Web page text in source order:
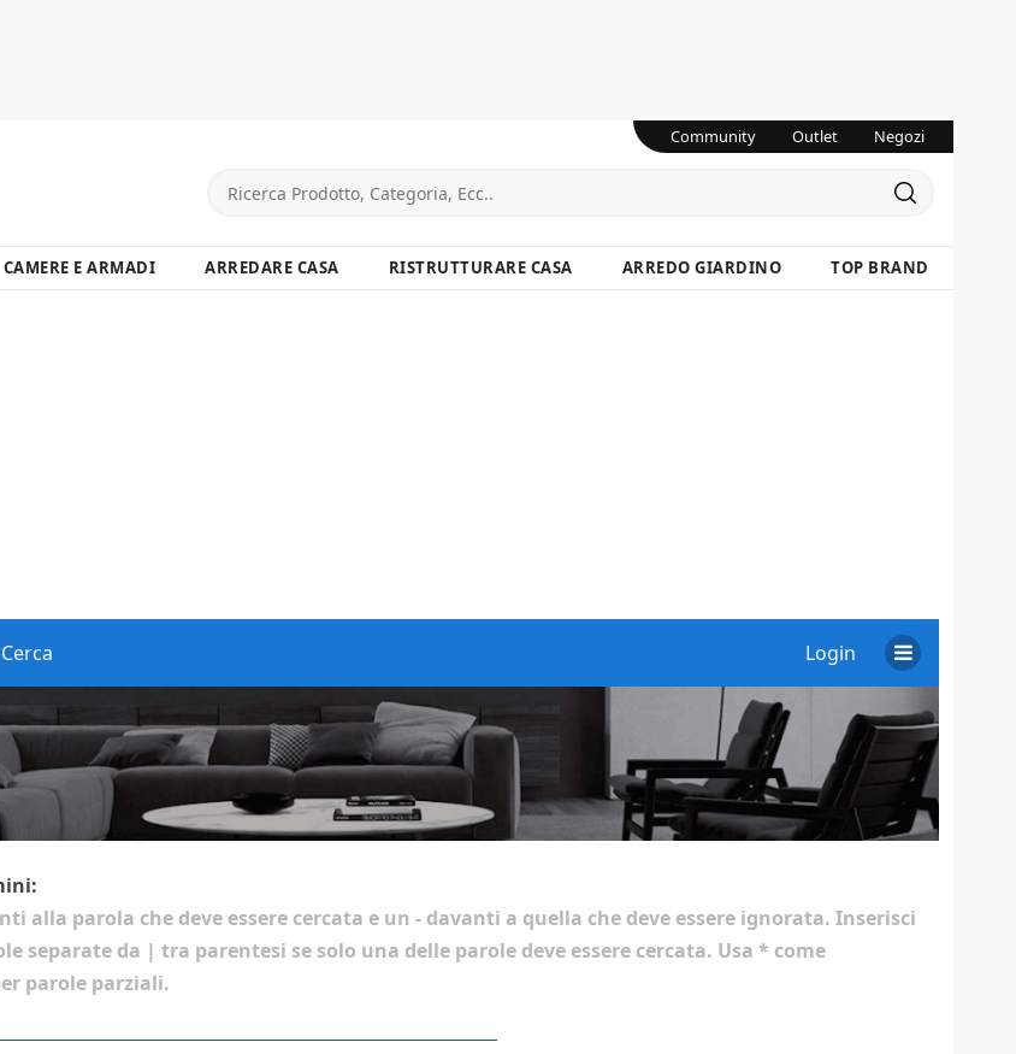
Community Outlet Negozi
CAMERE E ARMADI ARREDARE CASA RISTRUTTURARE CASA ARREDO GIARDINO TOP BRAND
Login
Cerca
alla parola che deve essere cercata e un - davanti a quella che deve essere ignorata. Inserisci
separate da | tra parentesi se solo una delle parole deve essere cercata. Usa * come
parole parziali.